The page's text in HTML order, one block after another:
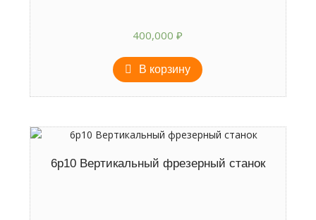
400,000₽
В корзину
6р10 Вертикальный фрезерный станок